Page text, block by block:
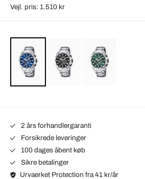
Vejl. pris: 1.510 kr
2 års forhandlergaranti
Forsikrede leveringer
100 dages åbent køb
Sikre betalinger
Urvaerket Protection fra 41 kr/år